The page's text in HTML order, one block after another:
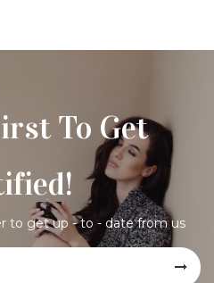
To Get
to get up - to - date from us